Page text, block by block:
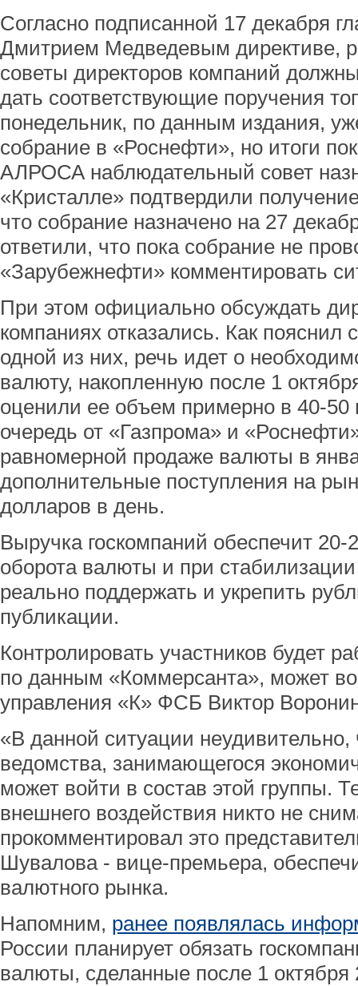
Согласно подписанной 17 декабря
Дмитрием Медведевым директиве,
советы директоров компаний
дать соответствующие поручения
понедельник, по данным издания,
собрание в «Роснефти», но итоги
АЛРОСА наблюдательный совет
«Кристалле» подтвердили
что собрание назначено на 27
ответили, что пока собрание не
«Зарубежнефти» комментировать
При этом официально обсуждать
компаниях отказались. Как пояснил
одной из них, речь идет о
валюту, накопленную после 1
оценили ее объем примерно в 40-
очередь от «Газпрома» и
равномерной продаже валюты в
дополнительные поступления на
долларов в день.
Выручка госкомпаний обеспечит 20-
оборота валюты и при
реально поддержать и укрепить
публикации.
Контролировать участников будет
по данным «Коммерсанта», может
управления «К» ФСБ Виктор
«В данной ситуации неудивительно,
ведомства, занимающегося
может войти в состав этой группы.
внешнего воздействия никто не
прокомментировал это
Шувалова - вице-премьера,
валютного рынка.
Напомним, ранее появлялась
России планирует обязать
валюты, сделанные после 1 октября